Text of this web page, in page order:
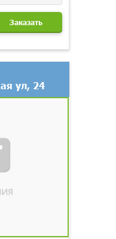
Заказать
ул, 24